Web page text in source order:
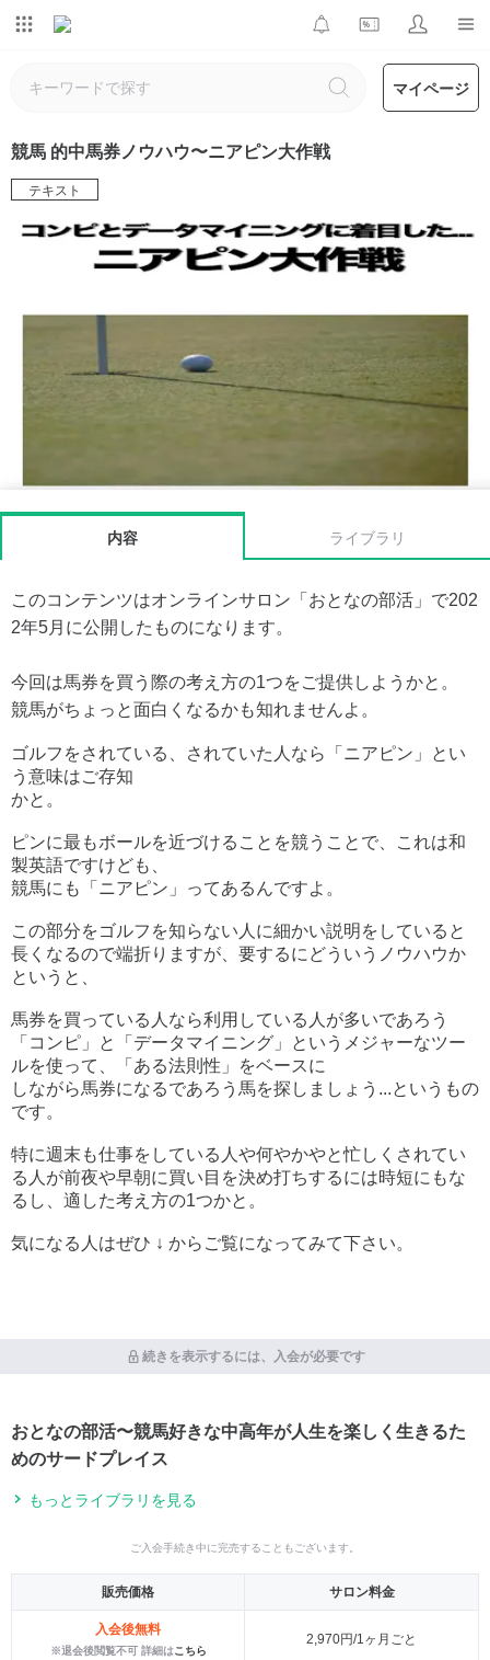
マイページ
競馬 的中馬券ノウハウ〜ニアピン大作戦
テキスト
内容 ライブラリ
このコンテンツはオンラインサロン「おとなの部活」で202
2年5月に公開したものになります。
今回は馬券を買う際の考え方の1つをご提供しようかと。
競馬がちょっと面白くなるかも知れませんよ。
ゴルフをされている、されていた人なら「ニアピン」とい
う意味はご存知
かと。
ピンに最もボールを近づけることを競うことで、これは和
製英語ですけども、
競馬にも「ニアピン」ってあるんですよ。
この部分をゴルフを知らない人に細かい説明をしていると
長くなるので端折りますが、要するにどういうノウハウか
というと、
馬券を買っている人なら利用している人が多いであろう
「コンピ」と「データマイニング」というメジャーなツー
ルを使って、「ある法則性」をベースに
しながら馬券になるであろう馬を探しましょう...というもの
です。
特に週末も仕事をしている人や何やかやと忙しくされてい
る人が前夜や早朝に買い目を決め打ちするには時短にもな
るし、適した考え方の1つかと。
気になる人はぜひ ↓ からご覧になってみて下さい。
続きを表示するには、入会が必要です
おとなの部活〜競馬好きな中高年が人生を楽しく生きるた
めのサードプレイス
もっとライブラリを見る
ご入会手続き中に完売することもございます。
販売価格 サロン料金
入会後無料
※退会後閲覧不可 詳細はこちら
2,970円/1ヶ月ごと